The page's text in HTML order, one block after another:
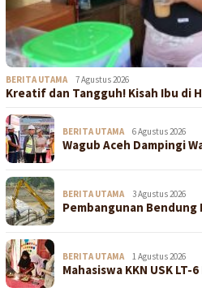
BERITA UTAMA 7 Agustus 2026
Kreatif dan Tangguh! Kisah Ibu di
BERITA UTAMA 6 Agustus 2026
Wagub Aceh Dampingi
BERITA UTAMA 3 Agustus 2026
Pembangunan
BERITA UTAMA 1 Agustus 2026
Mahasiswa KKN USK